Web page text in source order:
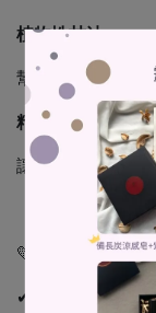
植物性甘油
幫助肌膚維持水
精油配方
讓清潔同時享受
💛 使用情境
✔ 日常洗手、清